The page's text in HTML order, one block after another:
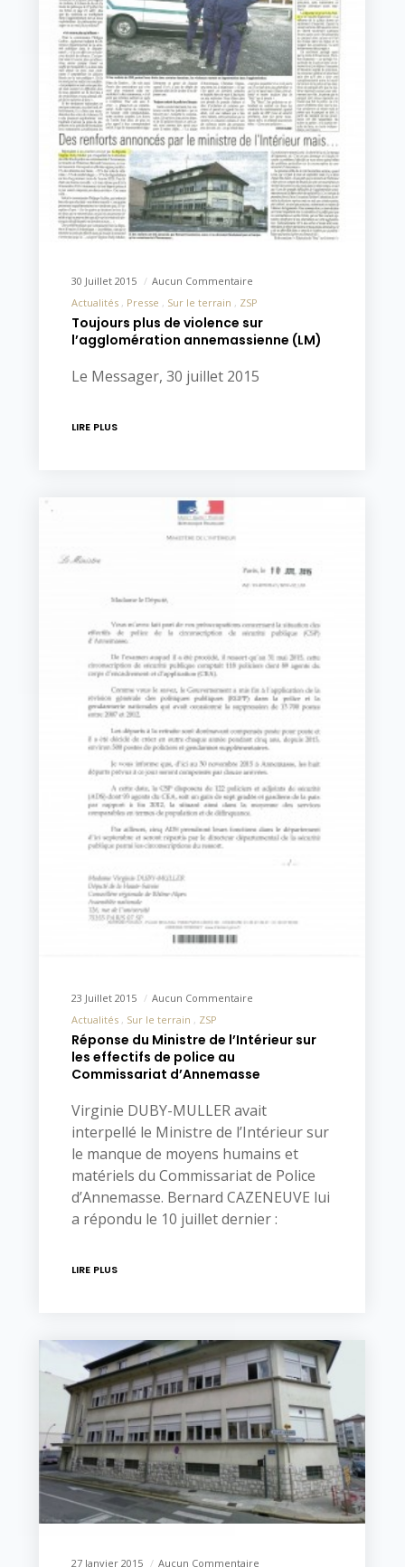
30 Juillet 2015
Aucun Commentaire
Actualités
Presse Sur le terrain ZSP
Toujours plus de violence sur
l’agglomération annemassienne (LM)
Le Messager, 30 juillet 2015
LIRE PLUS
23 Juillet 2015
Aucun Commentaire
Actualités
Sur le terrain ZSP
Réponse du Ministre de l’Intérieur sur
les effectifs de police au
Commissariat d’Annemasse
Virginie DUBY-MULLER avait
interpellé le Ministre de l’Intérieur sur
le manque de moyens humains et
matériels du Commissariat de Police
d’Annemasse. Bernard CAZENEUVE lui
a répondu le 10 juillet dernier :
LIRE PLUS
27 Janvier 2015 Aucun Commentaire